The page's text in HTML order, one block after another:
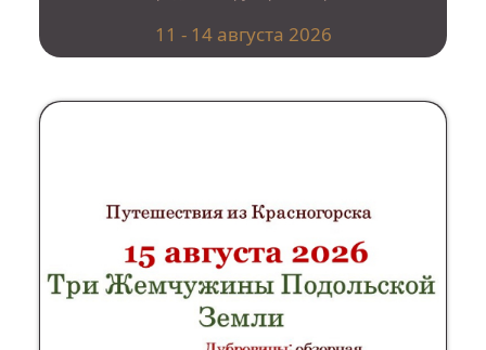
11 - 14 августа 2026